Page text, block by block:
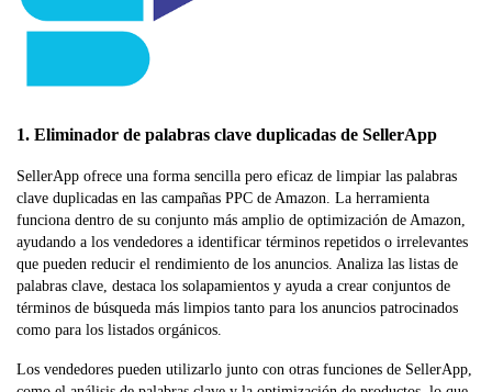
1. Eliminador de palabras clave duplicadas de SellerApp
SellerApp ofrece una forma sencilla pero eficaz de limpiar las palabras
clave duplicadas en las campañas PPC de Amazon. La herramienta
funciona dentro de su conjunto más amplio de optimización de Amazon,
ayudando a los vendedores a identificar términos repetidos o irrelevantes
que pueden reducir el rendimiento de los anuncios. Analiza las listas de
palabras clave, destaca los solapamientos y ayuda a crear conjuntos de
términos de búsqueda más limpios tanto para los anuncios patrocinados
como para los listados orgánicos.
Los vendedores pueden utilizarlo junto con otras funciones de SellerApp,